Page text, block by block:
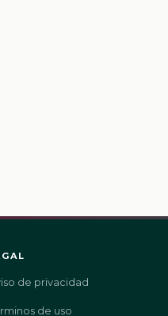
de privacidad
de uso